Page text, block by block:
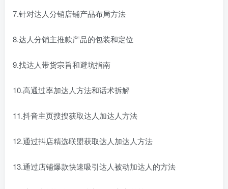
7.针对达人分销店铺产品布局方法
8.达人分销主推款产品的包装和定位
9.找达人带货宗旨和避坑指南
10.高通过率加达人方法和话术拆解
11.抖音主页搜搜获取达人加达人方法
12.通过抖店精选联盟获取达人加达人方法
13.通过店铺爆款快速吸引达人被动加达人的方法